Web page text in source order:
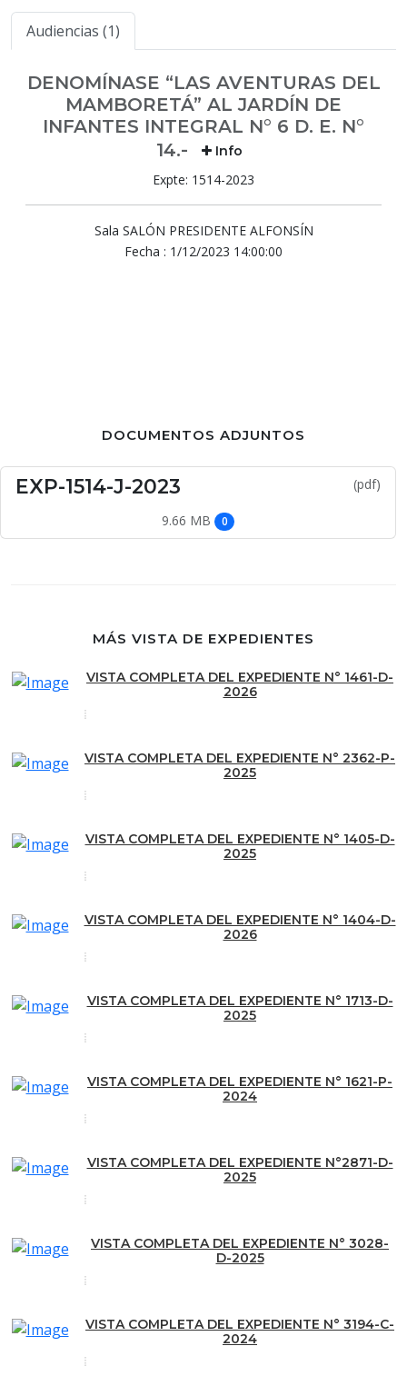
Audiencias (1)
DENOMÍNASE “LAS AVENTURAS DEL
MAMBORETÁ” AL JARDÍN DE
INFANTES INTEGRAL N° 6 D. E. N°
14.-
Info
Expte: 1514-2023
Sala SALÓN PRESIDENTE ALFONSÍN
Fecha : 1/12/2023 14:00:00
DOCUMENTOS ADJUNTOS
EXP-1514-J-2023 (pdf)
9.66 MB 0
MÁS VISTA DE EXPEDIENTES
VISTA COMPLETA DEL EXPEDIENTE N° 1461-D-
2026
VISTA COMPLETA DEL EXPEDIENTE N° 2362-P-
2025
VISTA COMPLETA DEL EXPEDIENTE N° 1405-D-
2025
VISTA COMPLETA DEL EXPEDIENTE N° 1404-D-
2026
VISTA COMPLETA DEL EXPEDIENTE N° 1713-D-
2025
VISTA COMPLETA DEL EXPEDIENTE N° 1621-P-
2024
VISTA COMPLETA DEL EXPEDIENTE N°2871-D-
2025
VISTA COMPLETA DEL EXPEDIENTE N° 3028-
D-2025
VISTA COMPLETA DEL EXPEDIENTE N° 3194-C-
2024